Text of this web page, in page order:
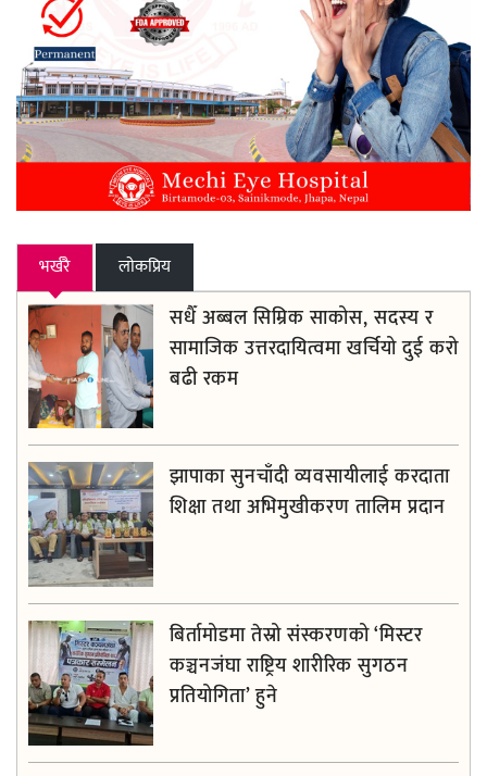
भर्खरै लाेकप्रिय
सधैँ अब्बल सिम्रिक साकोस, सदस्य र
सामाजिक उत्तरदायित्वमा खर्चियो दुई करोड
बढी रकम
झापाका सुनचाँदी व्यवसायीलाई करदाता
शिक्षा तथा अभिमुखीकरण तालिम प्रदान
बिर्तामोडमा तेस्रो संस्करणको ‘मिस्टर
कञ्चनजंघा राष्ट्रिय शारीरिक सुगठन
प्रतियोगिता’ हुने